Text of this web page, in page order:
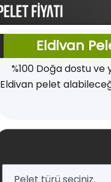
Eldivan
%100 Doğa dostu ve
Eldivan pelet